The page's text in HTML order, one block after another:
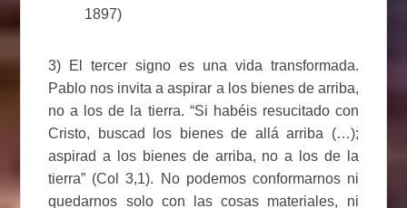
1897)
3) El tercer signo es una vida transformada.
Pablo nos invita a aspirar a los bienes de arriba,
no a los de la tierra. “Si habéis resucitado con
Cristo, buscad los bienes de allá arriba (…);
aspirad a los bienes de arriba, no a los de la
tierra” (Col 3,1). No podemos conformarnos ni
quedarnos solo con las cosas materiales, ni